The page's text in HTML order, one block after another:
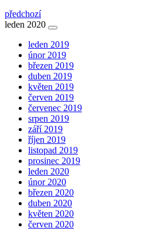
předchozí
leden 2020
leden 2019
únor 2019
březen 2019
duben 2019
květen 2019
červen 2019
červenec 2019
srpen 2019
září 2019
říjen 2019
listopad 2019
prosinec 2019
leden 2020
únor 2020
březen 2020
duben 2020
květen 2020
červen 2020